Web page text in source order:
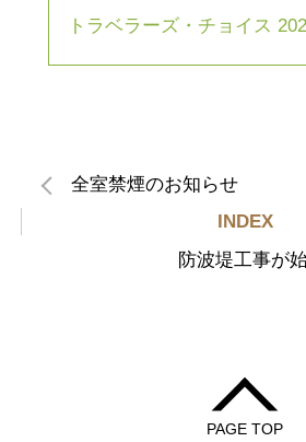
トラベラーズ・チョイス
全室禁煙のお知らせ
INDEX
防波堤工事が
PAGE TOP